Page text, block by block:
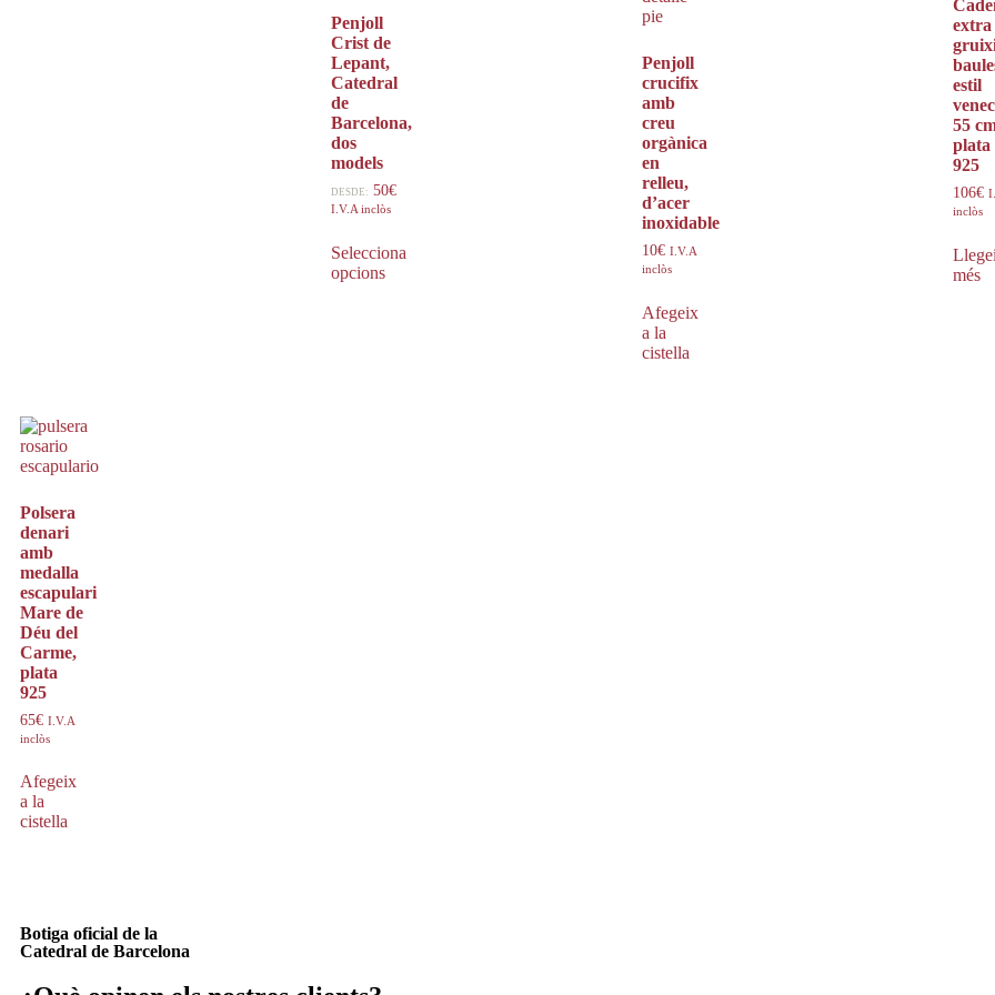
Penjoll
Crist de
Lepant,
Catedral
de
Barcelona,
dos
models
DESDE: 50€
I.V.A inclòs
Selecciona
opcions
Penjoll
crucifix
amb
creu
orgànica
en
relleu,
d’acer
inoxidable
10€ I.V.A
inclòs
Afegeix
a la
cistella
extra
estil
55
plata
925
106€
inclòs
més
Polsera
denari
amb
medalla
escapulari
Mare de
Déu del
Carme,
plata
925
65€ I.V.A
inclòs
Afegeix
a la
cistella
Botiga oficial de la
Catedral de Barcelona